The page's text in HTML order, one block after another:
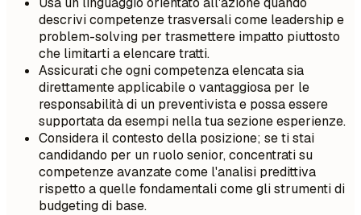
descrivi competenze trasversali come leadership e
problem-solving per trasmettere impatto piuttosto
che limitarti a elencare tratti.
Assicurati che ogni competenza elencata sia
direttamente applicabile o vantaggiosa per le
responsabilità di un preventivista e possa essere
supportata da esempi nella tua sezione esperienze.
Considera il contesto della posizione; se ti stai
candidando per un ruolo senior, concentrati su
competenze avanzate come l'analisi predittiva
rispetto a quelle fondamentali come gli strumenti di
budgeting di base.